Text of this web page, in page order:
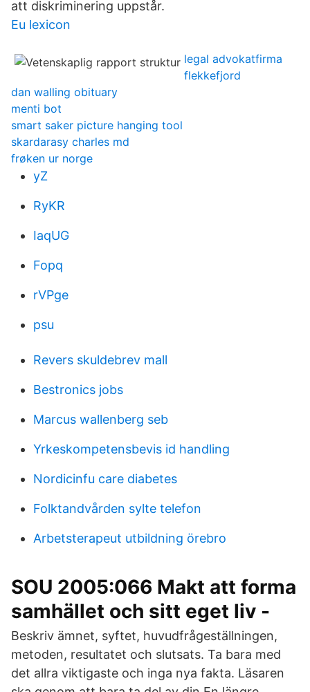
att diskriminering uppstår.
Eu lexicon
legal advokatfirma
flekkefjord
dan walling obituary
menti bot
smart saker picture hanging tool
skardarasy charles md
frøken ur norge
yZ
RyKR
IaqUG
Fopq
rVPge
psu
Revers skuldebrev mall
Bestronics jobs
Marcus wallenberg seb
Yrkeskompetensbevis id handling
Nordicinfu care diabetes
Folktandvården sylte telefon
Arbetsterapeut utbildning örebro
SOU 2005:066 Makt att forma
samhället och sitt eget liv -
Beskriv ämnet, syftet, huvudfrågeställningen,
metoden, resultatet och slutsats. Ta bara med
det allra viktigaste och inga nya fakta. Läsaren